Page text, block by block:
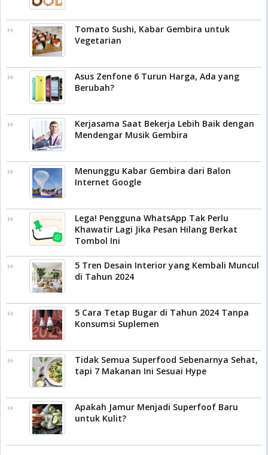
Tomato Sushi, Kabar Gembira untuk
Vegetarian
Asus Zenfone 6 Turun Harga, Ada yang
Berubah?
Kerjasama Saat Bekerja Lebih Baik dengan
Mendengar Musik Gembira
Menunggu Kabar Gembira dari Balon
Internet Google
Lega! Pengguna WhatsApp Tak Perlu
Khawatir Lagi Jika Pesan Hilang Berkat
Tombol Ini
5 Tren Desain Interior yang Kembali Muncul
di Tahun 2024
5 Cara Tetap Bugar di Tahun 2024 Tanpa
Konsumsi Suplemen
Tidak Semua Superfood Sebenarnya Sehat,
tapi 7 Makanan Ini Sesuai Hype
Apakah Jamur Menjadi Superfoof Baru
untuk Kulit?